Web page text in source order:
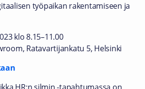
työpaikan rakentamiseen ja
klo 8.15–11.00
Ratavartijankatu 5, Helsinki